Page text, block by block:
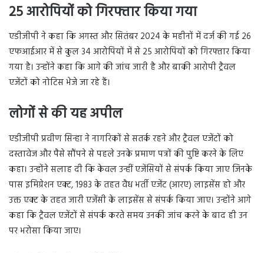
25 आरोपियों को गिरफ्तार किया गया
एडीजीपी ने कहा कि अगस्त और सितंबर 2024 के महीनों में दर्ज की गई 26
एफआईआर में से कुल 34 आरोपियों में से 25 आरोपियों को गिरफ्तार किया
गया है। उन्होंने कहा कि आगे की जांच जारी है और बाकी आरोपी ट्रैवल
एजेंटों को नोटिस भेजे जा रहे हैं।
लोगों से की यह अपील
एडीजीपी प्रवीण सिन्हा ने नागरिकों से सतर्क रहने और ट्रैवल एजेंटों को
दस्तावेज और पैसे सौंपने से पहले उनके प्रमाण पत्रों की पुष्टि करने के लिए
कहा। उन्होंने सलाह दी कि केवल उन्हीं एजेंसियों से संपर्क किया जाए जिनके
पास इमिग्रेशन एक्ट, 1983 के तहत वैध भर्ती एजेंट (आरए) लाइसेंस हो और
उक्त एक्ट के तहत जारी एजेंसी के लाइसेंस से संपर्क किया जाए। उन्होंने आगे
कहा कि ट्रैवल एजेंटों से संपर्क करते समय उनकी जांच करने के बाद ही उन
पर भरोसा किया जाए।